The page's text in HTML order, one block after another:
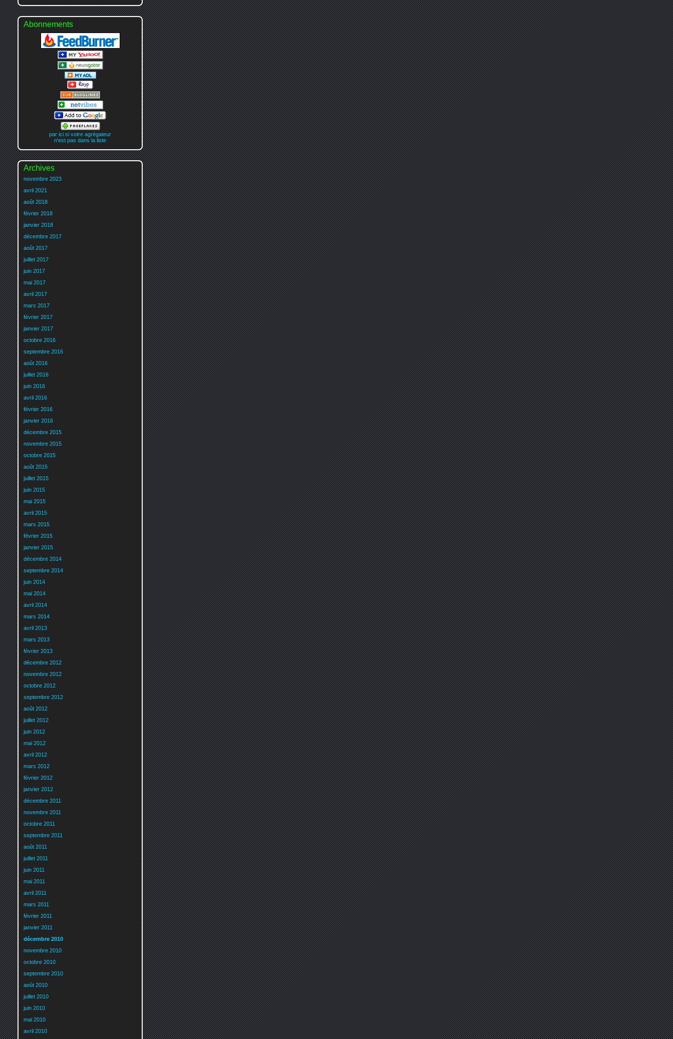
Abonnements
par ici si votre agrégateur
n'est pas dans la liste
Archives
novembre 2023
avril 2021
août 2018
février 2018
janvier 2018
décembre 2017
août 2017
juillet 2017
juin 2017
mai 2017
avril 2017
mars 2017
février 2017
janvier 2017
octobre 2016
septembre 2016
août 2016
juillet 2016
juin 2016
avril 2016
février 2016
janvier 2016
décembre 2015
novembre 2015
octobre 2015
août 2015
juillet 2015
juin 2015
mai 2015
avril 2015
mars 2015
février 2015
janvier 2015
décembre 2014
septembre 2014
juin 2014
mai 2014
avril 2014
mars 2014
avril 2013
mars 2013
février 2013
décembre 2012
novembre 2012
octobre 2012
septembre 2012
août 2012
juillet 2012
juin 2012
mai 2012
avril 2012
mars 2012
février 2012
janvier 2012
décembre 2011
novembre 2011
octobre 2011
septembre 2011
août 2011
juillet 2011
juin 2011
mai 2011
avril 2011
mars 2011
février 2011
janvier 2011
décembre 2010
novembre 2010
octobre 2010
septembre 2010
août 2010
juillet 2010
juin 2010
mai 2010
avril 2010